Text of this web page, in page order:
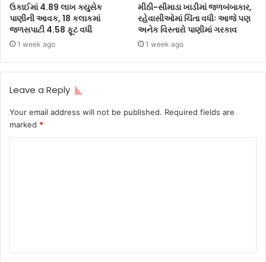
ઉકાઈમાં 4.89 લાખ ક્યુસેક
પાણીની આવક, 18 કલાકમાં
જળસપાટી 4.58 ફૂટ વધી
1 week ago
મીઠી-સીમાડા ખાડીમાં જળબંબાકાર,
રહેવાસીઓમાં ચિંતા વધીઃ આજે પણ
અનેક વિસ્તારો પાણીમાં ગરકાવ
1 week ago
Leave a Reply
Your email address will not be published. Required fields are
marked *